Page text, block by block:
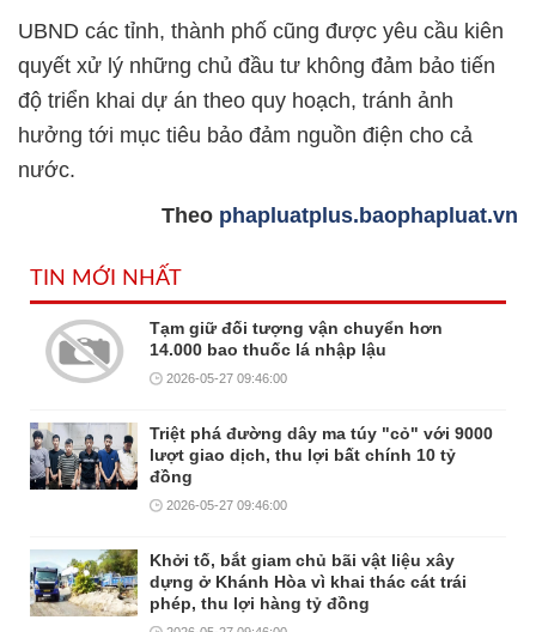
UBND các tỉnh, thành phố cũng được yêu cầu kiên
quyết xử lý những chủ đầu tư không đảm bảo tiến
độ triển khai dự án theo quy hoạch, tránh ảnh
hưởng tới mục tiêu bảo đảm nguồn điện cho cả
nước.
Theo phapluatplus.baophapluat.vn
TIN MỚI NHẤT
Tạm giữ đối tượng vận chuyển hơn
14.000 bao thuốc lá nhập lậu
2026-05-27 09:46:00
Triệt phá đường dây ma túy "cỏ" với 9000
lượt giao dịch, thu lợi bất chính 10 tỷ
đồng
2026-05-27 09:46:00
Khởi tố, bắt giam chủ bãi vật liệu xây
dựng ở Khánh Hòa vì khai thác cát trái
phép, thu lợi hàng tỷ đồng